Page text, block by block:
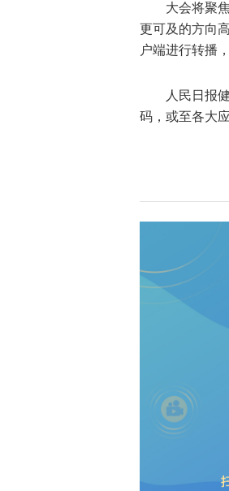
大会将聚
更可及的方向
户端进行转播
人民日报
码，或至各大